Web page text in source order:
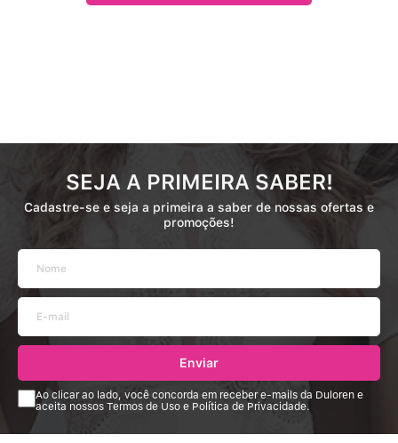
SEJA A PRIMEIRA SABER!
Cadastre-se e seja a primeira a saber de nossas ofertas e
promoções!
Enviar
Ao clicar ao lado, você concorda em receber e-mails da Duloren e
aceita nossos Termos de Uso e Política de Privacidade.